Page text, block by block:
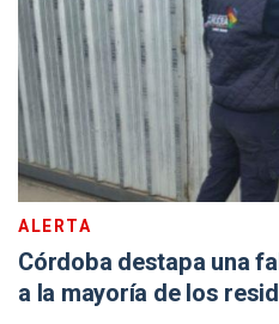
ALERTA
Córdoba destapa una
a la mayoría de los